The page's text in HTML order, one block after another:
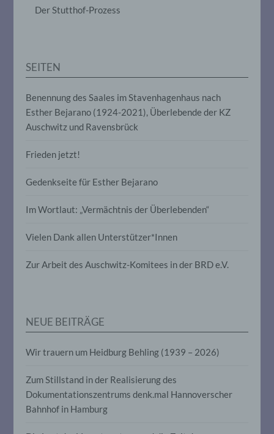
Der Stutthof-Prozess
SEITEN
Benennung des Saales im Stavenhagenhaus nach
Esther Bejarano (1924-2021), Überlebende der KZ
Auschwitz und Ravensbrück
Frieden jetzt!
Gedenkseite für Esther Bejarano
Im Wortlaut: „Vermächtnis der Überlebenden“
Vielen Dank allen Unterstützer*Innen
Zur Arbeit des Auschwitz-Komitees in der BRD e.V.
NEUE BEITRÄGE
Wir trauern um Heidburg Behling (1939 – 2026)
Zum Stillstand in der Realisierung des
Dokumentationszentrums denk.mal Hannoverscher
Bahnhof in Hamburg
personenbezogener Daten mit dem Ziel,
ihre künftige Verarbeitung einzuschränken.
Verarbeitung personenbezogener Daten,
personenbezogenen Daten verwendet
werden, um bestimmte persönliche
Person beziehen, zu bewerten,
Arbeitsleistung, wirtschaftlicher Lage,
Gesundheit, persönlicher Vorlieben,
vorherzusagen.
f) Pseudonymisierung
Pseudonymisierung ist die Verarbeitung
personenbezogener Daten in einer Weise,
auf welche die personenbezogenen Daten
ohne Hinzuziehung zusätzlicher